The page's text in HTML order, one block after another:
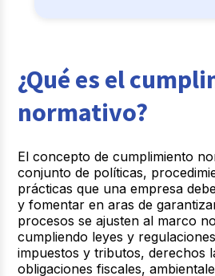
¿Qué es el
normativo?
El concepto de cumplimiento
conjunto de políticas,
prácticas que una empresa
y fomentar en aras de
procesos se ajusten al marco
cumpliendo leyes y
impuestos y tributos, derechos
obligaciones fiscales,